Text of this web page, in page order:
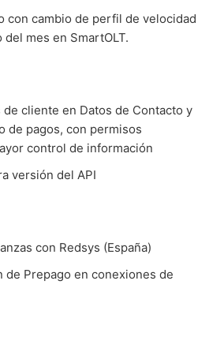
con cambio de perfil de velocidad
mes en SmartOLT.
de cliente en Datos de Contacto y
de pagos, con permisos
control de información
versión del API
con Redsys (España)
de Prepago en conexiones de